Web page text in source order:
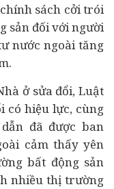
sách cởi trói
sản đối vớingười
nước ngoài tăng
ở sửa đổi, Luật
có hiệu lực, cùng
đã được ban
cảm thấy yên
bất động sản
nhiều thị trường